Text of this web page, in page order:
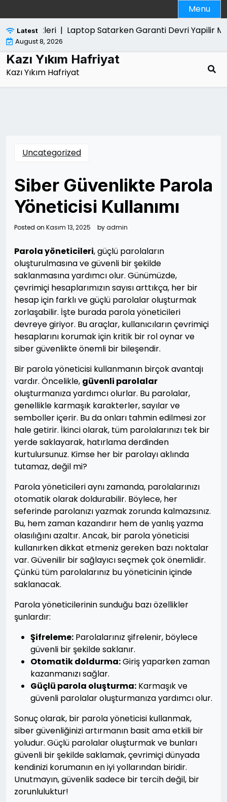
to
content
Menu
Latest
Ozellikleri |Laptop Satarken Garanti Devri Yapilir
August 8, 2026
Kazı Yıkım Hafriyat
Kazı Yıkım Hafriyat
Uncategorized
Siber Güvenlikte Parola
Yöneticisi Kullanımı
Posted on Kasım 13, 2025 byadmin
Parola yöneticileri, güçlü parolaların
oluşturulmasına ve güvenli bir şekilde
saklanmasına yardımcı olur. Günümüzde,
çevrimiçi hesaplarımızın sayısı arttıkça, her bir
hesap için farklı ve güçlü parolalar oluşturmak
zorlaşabilir. İşte burada parola yöneticileri
devreye giriyor. Bu araçlar, kullanıcıların çevrimiçi
hesaplarını korumak için kritik bir rol oynar ve
siber güvenlikte önemli bir bileşendir.
Bir parola yöneticisi kullanmanın birçok avantajı
vardır. Öncelikle, güvenli parolalar
oluşturmanıza yardımcı olurlar. Bu parolalar,
genellikle karmaşık karakterler, sayılar ve
semboller içerir. Bu da onları tahmin edilmesi zor
hale getirir. İkinci olarak, tüm parolalarınızı tek bir
yerde saklayarak, hatırlama derdinden
kurtulursunuz. Kimse her bir parolayı aklında
tutamaz, değil mi?
Parola yöneticileri aynı zamanda, parolalarınızı
otomatik olarak doldurabilir. Böylece, her
seferinde parolanızı yazmak zorunda kalmazsınız.
Bu, hem zaman kazandırır hem de yanlış yazma
olasılığını azaltır. Ancak, bir parola yöneticisi
kullanırken dikkat etmeniz gereken bazı noktalar
var. Güvenilir bir sağlayıcı seçmek çok önemlidir.
Çünkü tüm parolalarınız bu yöneticinin içinde
saklanacak.
Parola yöneticilerinin sunduğu bazı özellikler
şunlardır:
Şifreleme: Parolalarınız şifrelenir, böylece
güvenli bir şekilde saklanır.
Otomatik doldurma:Giriş yaparken zaman
kazanmanızı sağlar.
Güçlü parola oluşturma: Karmaşık ve
güvenli parolalar oluşturmanıza yardımcı olur.
Sonuç olarak, bir parola yöneticisi kullanmak,
siber güvenliğinizi artırmanın basit ama etkili bir
yoludur. Güçlü parolalar oluşturmak ve bunları
güvenli bir şekilde saklamak, çevrimiçi dünyada
kendinizi korumanın en iyi yollarından biridir.
Unutmayın, güvenlik sadece bir tercih değil, bir
zorunluluktur!